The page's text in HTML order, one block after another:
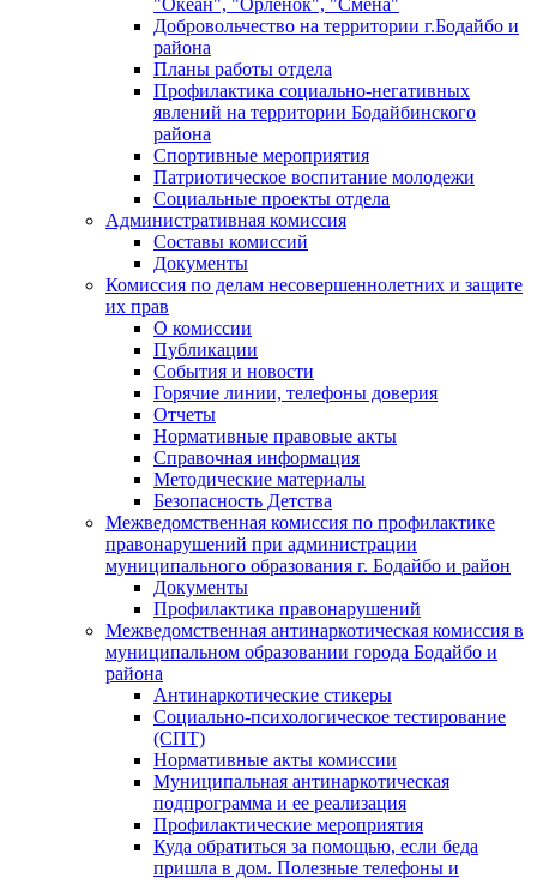
"Океан", "Орленок", "Смена"
Добровольчество на территории г.Бодайбо и
района
Планы работы отдела
Профилактика социально-негативных
явлений на территории Бодайбинского
района
Спортивные мероприятия
Патриотическое воспитание молодежи
Социальные проекты отдела
Административная комиссия
Составы комиссий
Документы
Комиссия по делам несовершеннолетних и защите
их прав
О комиссии
Публикации
События и новости
Горячие линии, телефоны доверия
Отчеты
Нормативные правовые акты
Справочная информация
Методические материалы
Безопасность Детства
Межведомственная комиссия по профилактике
правонарушений при администрации
муниципального образования г. Бодайбо и район
Документы
Профилактика правонарушений
Межведомственная антинаркотическая комиссия в
муниципальном образовании города Бодайбо и
района
Антинаркотические стикеры
Социально-психологическое тестирование
(СПТ)
Нормативные акты комиссии
Муниципальная антинаркотическая
подпрограмма и ее реализация
Профилактические мероприятия
Куда обратиться за помощью, если беда
пришла в дом. Полезные телефоны и